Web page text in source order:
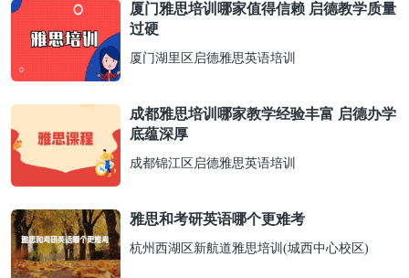
厦门雅思培训哪家值得信赖 启德教学质量
过硬
厦门湖里区启德雅思英语培训
成都雅思培训哪家教学经验丰富 启德办学
底蕴深厚
成都锦江区启德雅思英语培训
雅思和考研英语哪个更难考
杭州西湖区新航道雅思培训(城西中心校区)